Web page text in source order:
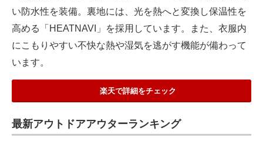
い防水性を装備。裏地には、光を熱へと変換し保温性を
高める「HEATNAVI」を採用しています。また、衣服内
にこもりやすい不快な熱や湿気を逃がす機能が備わって
います。
楽天で詳細をチェック
最新アウトドアアウターランキング